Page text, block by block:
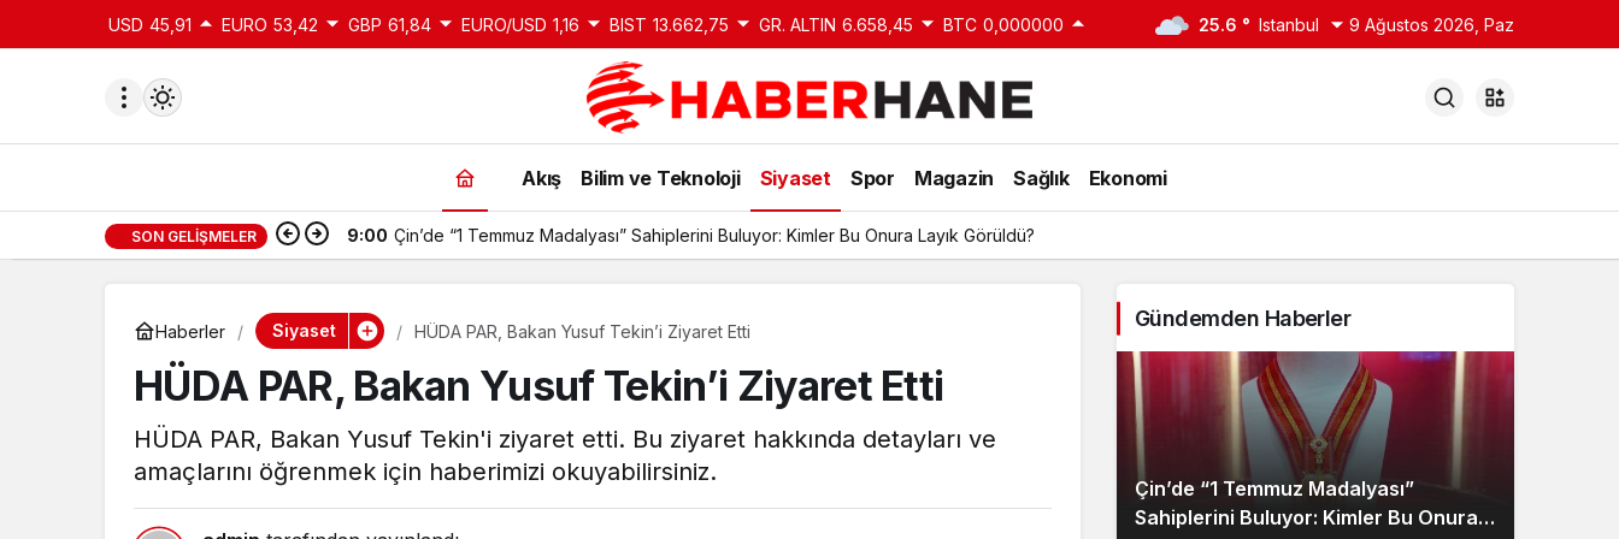
USD 45,91 EURO 53,42 GBP 61,84 EURO/USD 1,16 BIST 13.662,75 GR. ALTIN 6.658,45 BTC 0,000000 25.6 ° Istanbul 9 Ağustos 2026, Paz
Akış Bilim ve Teknoloji Siyaset Spor Magazin Sağlık Ekonomi
SON GELIŞMELER 9:00 Çin’de “1 Temmuz Madalyası” Sahiplerini Buluyor: Kimler Bu Onura Layık Görüldü?
Haberler Siyaset HÜDA PAR, Bakan Yusuf Tekin’i Ziyaret Etti
HÜDA PAR, Bakan Yusuf Tekin’i Ziyaret Etti
HÜDA PAR, Bakan Yusuf Tekin'i ziyaret etti. Bu ziyaret hakkında detayları ve
amaçlarını öğrenmek için haberimizi okuyabilirsiniz.
Gündemden Haberler
Çin’de “1 Temmuz Madalyası”
Sahiplerini Buluyor: Kimler Bu Onura